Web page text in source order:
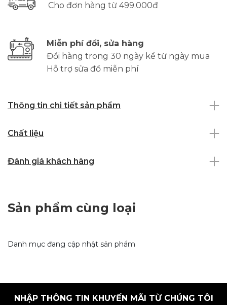
Cho đơn hàng từ 499.000đ
Miễn phí đổi, sửa hàng
Đổi hàng trong 30 ngày kể từ ngày mua
Hỗ trợ sửa đồ miễn phí
Thông tin chi tiết sản phẩm
Chất liệu
Đánh giá khách hàng
Sản phẩm cùng loại
Danh mục đang cập nhật sản phẩm
NHẬP THÔNG TIN KHUYẾN MÃI TỪ CHÚNG TÔI